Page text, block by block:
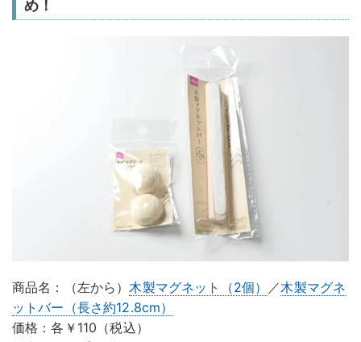
め！
商品名：（左から）木製マグネット（2個） ／木製マグネ
ットバー（長さ約12.8cm）
価格：各￥110（税込）